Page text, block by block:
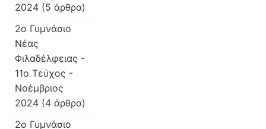
2024 (5 άρθρα)
2o Γυμνάσιο
Νέας
Φιλαδέλφειας -
11ο Τεύχος -
Νοέμβριος
2024 (4 άρθρα)
2o Γυμνάσιο